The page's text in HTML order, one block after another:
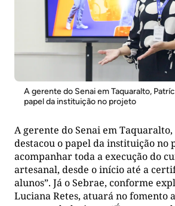
A gerente do Senai em Taquaralto,
papel da instituição no projeto
A gerente do Senai em
destacou o papel da instituição no
acompanhar toda a execução do
artesanal, desde o início até a
alunos”. Já o Sebrae, conforme
Luciana Retes, atuará no fomento